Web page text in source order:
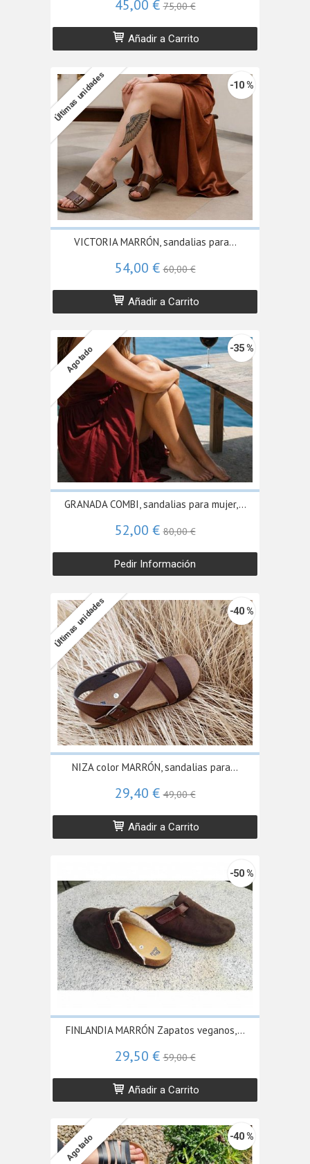
45,00 €75,00 €
Añadir a Carrito
Últimas unidades -10 %
VICTORIA MARRÓN, sandalias para...
54,00 €60,00 €
Añadir a Carrito
Agotado -35 %
GRANADA COMBI, sandalias para mujer,...
52,00 €80,00 €
Pedir Información
Últimas unidades -40 %
NIZA color MARRÓN, sandalias para...
29,40 €49,00 €
Añadir a Carrito
-50 %
FINLANDIA MARRÓN Zapatos veganos,...
29,50 €59,00 €
Añadir a Carrito
Agotado -40 %